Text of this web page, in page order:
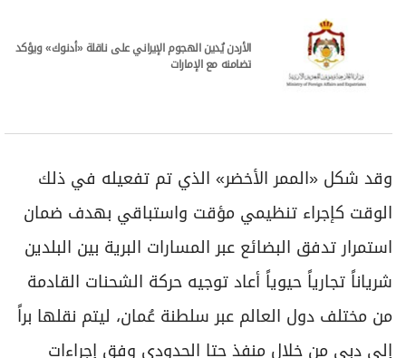
الأردن يُدين الهجوم الإيراني على ناقلة «أدنوك» ويؤكد
تضامنه مع الإمارات
وقد شكل «الممر الأخضر» الذي تم تفعيله في ذلك
الوقت كإجراء تنظيمي مؤقت واستباقي بهدف ضمان
استمرار تدفق البضائع عبر المسارات البرية بين البلدين
شرياناً تجارياً حيوياً أعاد توجيه حركة الشحنات القادمة
من مختلف دول العالم عبر سلطنة عُمان، ليتم نقلها براً
إلى دبي من خلال منفذ حتا الحدودي وفق إجراءات